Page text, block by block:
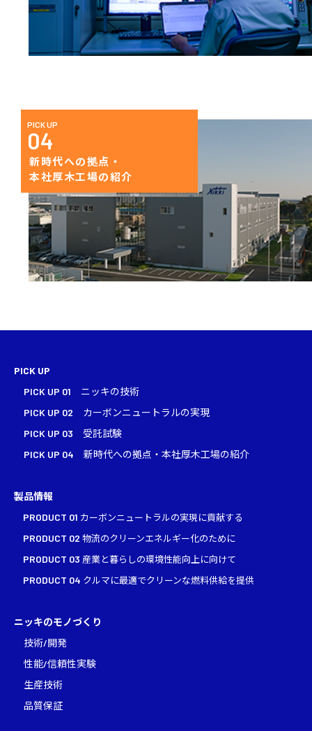
PICK UP
04
新時代への拠点・
本社厚木工場の紹介
PICK UP
PICK UP 01 ニッキの技術
PICK UP 02 カーボンニュートラルの実現
PICK UP 03 受託試験
PICK UP 04 新時代への拠点・本社厚木工場の紹介
製品情報
PRODUCT 01 カーボンニュートラルの実現に貢献する
PRODUCT 02 物流のクリーンエネルギー化のために
PRODUCT 03 産業と暮らしの環境性能向上に向けて
PRODUCT 04 クルマに最適でクリーンな燃料供給を提供
ニッキのモノづくり
技術/開発
性能/信頼性実験
生産技術
品質保証